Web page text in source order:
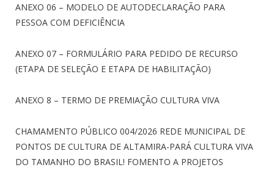
ANEXO 06 – MODELO DE AUTODECLARAÇÃO PARA
PESSOA COM DEFICIÊNCIA
ANEXO 07 – FORMULÁRIO PARA PEDIDO DE RECURSO
(ETAPA DE SELEÇÃO E ETAPA DE HABILITAÇÃO)
ANEXO 8 – TERMO DE PREMIAÇÃO CULTURA VIVA
CHAMAMENTO PÚBLICO 004/2026 REDE MUNICIPAL DE
PONTOS DE CULTURA DE ALTAMIRA-PARÁ CULTURA VIVA
DO TAMANHO DO BRASIL! FOMENTO A PROJETOS